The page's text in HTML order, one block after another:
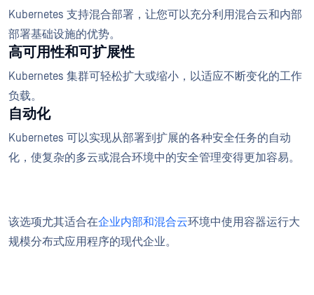
Kubernetes 支持混合部署，让您可以充分利用混合云和内部
部署基础设施的优势。
高可用性和可扩展性
Kubernetes 集群可轻松扩大或缩小，以适应不断变化的工作
负载。
自动化
Kubernetes 可以实现从部署到扩展的各种安全任务的自动
化，使复杂的多云或混合环境中的安全管理变得更加容易。
该选项尤其适合在企业内部和混合云环境中使用容器运行大
规模分布式应用程序的现代企业。